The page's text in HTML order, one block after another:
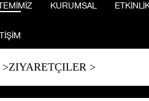
KURUMSAL
ZIYARETÇILER>